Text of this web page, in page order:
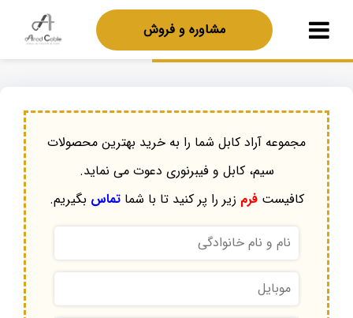
مشاوره و فروش
مجموعه آراد کابل شما را به خرید بهترین محصولات
سیم، کابل و فیبرنوری دعوت می نماید.
کافیستفرم زیر را پر کنید تا با شماتماس بگیریم.